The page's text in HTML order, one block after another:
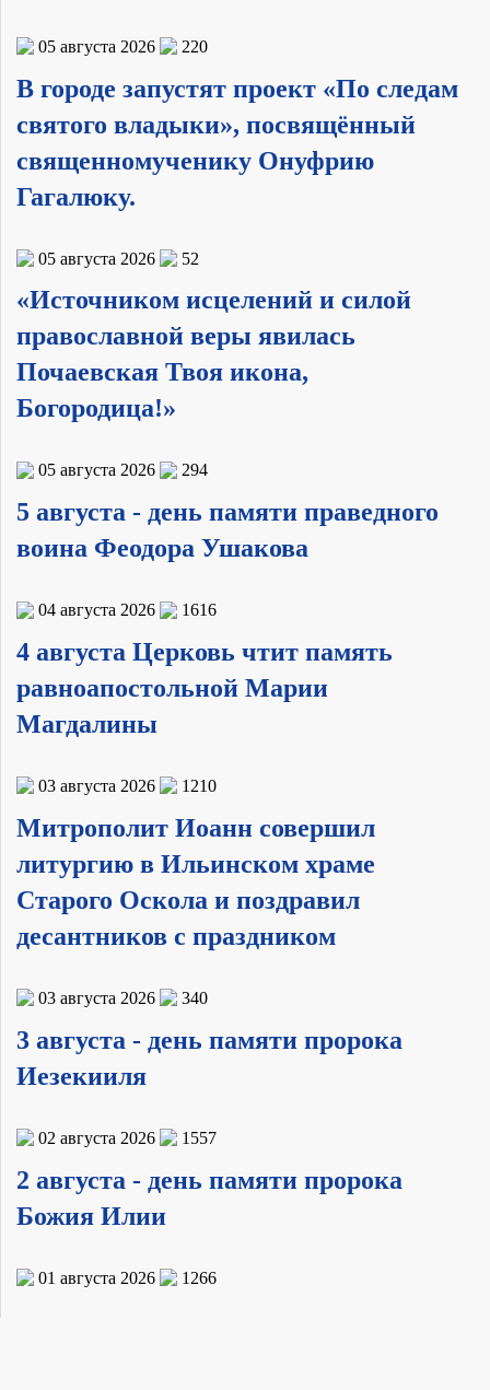
05 августа 2026 220
В городе запустят проект «По следам
святого владыки», посвящённый
священномученику Онуфрию
Гагалюку.
05 августа 2026 52
«Источником исцелений и силой
православной веры явилась
Почаевская Твоя икона,
Богородица!»
05 августа 2026 294
5 августа - день памяти праведного
воина Феодора Ушакова
04 августа 2026 1616
4 августа Церковь чтит память
равноапостольной Марии
Магдалины
03 августа 2026 1210
Митрополит Иоанн совершил
литургию в Ильинском храме
Старого Оскола и поздравил
десантников с праздником
03 августа 2026 340
3 августа - день памяти пророка
Иезекииля
02 августа 2026 1557
2 августа - день памяти пророка
Божия Илии
01 августа 2026 1266